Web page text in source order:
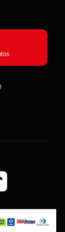
para tirar
produtos,
VIP
e
SAC